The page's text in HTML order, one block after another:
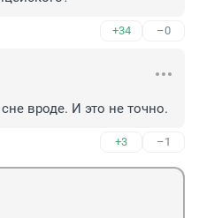
+34 –0
вроде. И это не точно.
+3 –1